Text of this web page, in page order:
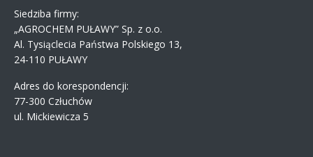
Siedziba firmy:
„AGROCHEM PUŁAWY” Sp. z o.o.
Al. Tysiąclecia Państwa Polskiego 13,
24-110 PUŁAWY
Adres do korespondencji:
77-300 Człuchów
ul. Mickiewicza 5